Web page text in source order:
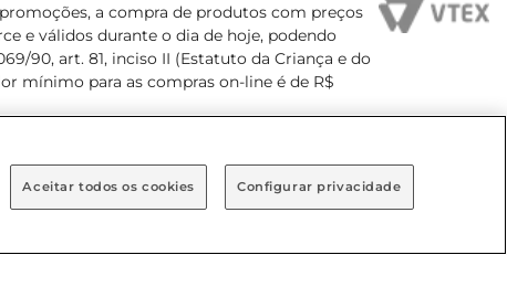
a compra de produtos com preços
e válidos durante o dia de hoje, podendo
90, art. 81, inciso II (Estatuto da Criança e do
mínimo para as compras on-line é de R$
Configurar privacidade
Aceitar todos os cookies